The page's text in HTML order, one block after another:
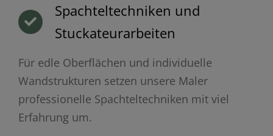
Spachteltechniken und
Stuckateurarbeiten
Für edle Oberflächen und individuelle
Wandstrukturen setzen unsere Maler
professionelle Spachteltechniken mit viel
Erfahrung um.